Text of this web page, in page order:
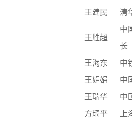
王建民 清
王胜超
中
长
王海东 中
王娟娟 中
王瑞华 中
方琦平